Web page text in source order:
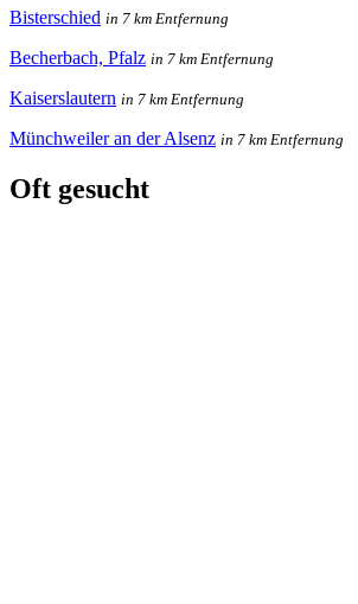
Bisterschied in 7 km Entfernung
Becherbach, Pfalz in 7 km Entfernung
Kaiserslautern in 7 km Entfernung
Münchweiler an der Alsenz in 7 km Entfernung
Oft gesucht